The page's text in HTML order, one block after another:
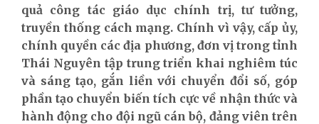
quả công tác giáo dục chính trị, tư tưởng,
truyền thống cách mạng. Chính vì vậy, cấp ủy,
chính quyền các địa phương, đơn vị trong tỉnh
Thái Nguyên tập trung triển khai nghiêm túc
và sáng tạo, gắn liền với chuyển đổi số, góp
phần tạo chuyển biến tích cực về nhận thức và
hành động cho đội ngũ cán bộ, đảng viên trên